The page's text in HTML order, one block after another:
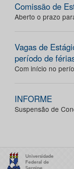
Comissão de
Aberto o prazo
Vagas de
período de
Com início no
INFORME
Suspensão de